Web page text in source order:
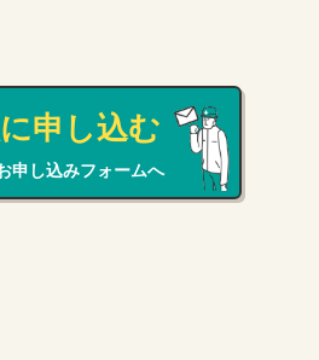
申し込む
申し込みフォームへ